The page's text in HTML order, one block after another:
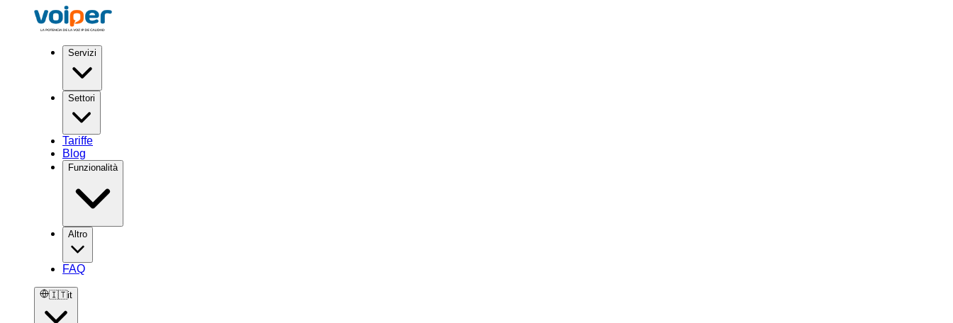
Servizi
Settori
Tariffe
Blog
Funzionalità
Altro
FAQ
🇮🇹it